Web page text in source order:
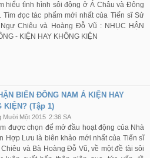
hiểu tình hình sôi động ở Á Châu và Đông
Tìm đọc tác phẩm mới nhất của Tiến sĩ Sử
Chiêu và Hoàng Đỗ Vũ : NHỤC HẬN
- KIỆN HAY KHÔNG KIỆN
BIỂN ĐÔNG NAM Á KIỆN HAY
KIỆN? (Tập 1)
Mười Một 2015 2:36 SA
được chọn để mở đầu hoạt động của Nhà
Hợp Lưu là biên khảo mới nhất của Tiến sĩ
và Bà Hoàng Đỗ Vũ, về một đề tài sôi